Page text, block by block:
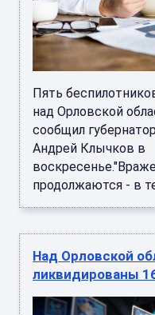
Пять
над Орловской
сообщил
Андрей Клычков в
продолжаются - в
Над Орловской
ликвидированы